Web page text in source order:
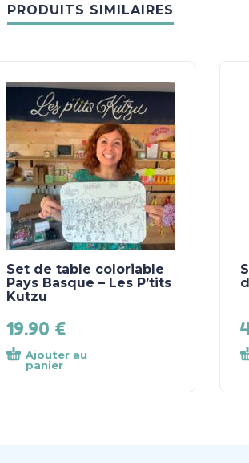
PRODUITS SIMILAIRES
Set de table coloriable
Pays Basque – Les P’tits
Kutzu
19.90 €
Ajouter au
panier